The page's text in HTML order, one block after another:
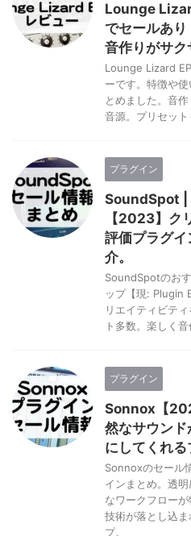
Lounge
でセールあ
音作りがサク
Lounge Lizard
ーです。特徴や
とめました。音
音源。プリセット
プラグイン
SoundSpot |
【2023】ク
評価プラグ
介。
SoundSpotのお
ップ【現: Plugin
リエイティビテ
ト多数。楽しく音
プラグイン
Sonnox【
然なサウン
にしてくれ
Sonnoxのセール
インまとめ。透
なワークフロー
技術が落とし込
プ。